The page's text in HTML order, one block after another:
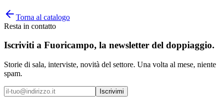
Torna al catalogo
Resta in contatto
Iscriviti a Fuoricampo, la newsletter del doppiaggio.
Storie di sala, interviste, novità del settore. Una volta al mese, niente
spam.
Iscrivimi